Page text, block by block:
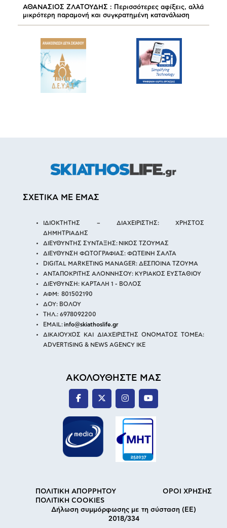
ΑΘΑΝΑΣΙΟΣ ΖΛΑΤΟΥΔΗΣ : Περισσότερες αφίξεις, αλλά
μικρότερη παραμονή και συγκρατημένη κατανάλωση
ΣΧΕΤΙΚΑ ΜΕ ΕΜΑΣ
ΙΔΙΟΚΤΗΤΗΣ – ΔΙΑΧΕΙΡΙΣΤΗΣ: ΧΡΗΣΤΟΣ
ΔΗΜΗΤΡΙΑΔΗΣ
ΔΙΕΥΘΥΝΤΗΣ ΣΥΝΤΑΞΗΣ: ΝΙΚΟΣ ΤΖΟΥΜΑΣ
ΔΙΕΥΘΥΝΣΗ ΦΩΤΟΓΡΑΦΙΑΣ: ΦΩΤΕΙΝΗ ΣΑΛΤΑ
DIGITAL MARKETING MANAGER: ΔΕΣΠΟΙΝΑ ΤΖΟΥΜΑ
ΑΝΤΑΠΟΚΡΙΤΗΣ ΑΛΟΝΝΗΣΟΥ: ΚΥΡΙΑΚΟΣ ΕΥΣΤΑΘΙΟΥ
ΔΙΕΥΘΥΝΣΗ: ΚΑΡΤΑΛΗ 1 - ΒΟΛΟΣ
ΑΦΜ: 801502190
ΔΟΥ: ΒΟΛΟΥ
ΤΗΛ.: 6978092200
EMAIL:info@skiathoslife.gr
ΔΙΚΑΙΟΥΧΟΣ ΚΑΙ ΔΙΑΧΕΙΡΙΣΤΗΣ ΟΝΟΜΑΤΟΣ ΤΟΜΕΑ:
ADVERTISING & NEWS AGENCY IKE
ΑΚΟΛΟΥΘΗΣΤΕ ΜΑΣ
ΠΟΛΙΤΙΚΗ ΑΠΟΡΡΗΤΟΥ
ΟΡΟΙ ΧΡΗΣΗΣ
ΠΟΛΙΤΙΚΗ COOKIES
Δήλωση συμμόρφωσης με τη σύσταση (ΕΕ)
2018/334